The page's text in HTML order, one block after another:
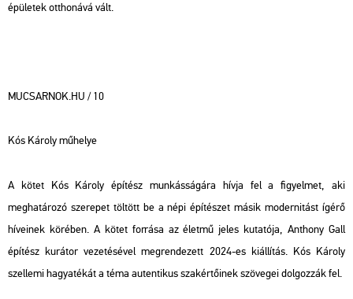
épületek otthonává vált.
MUCSARNOK.HU / 10
Kós Károly műhelye
A kötet Kós Károly építész munkásságára hívja fel a figyelmet, aki
meghatározó szerepet töltött be a népi építészet másik modernitást ígérő
híveinek körében. A kötet forrása az életmű jeles kutatója, Anthony Gall
építész kurátor vezetésével megrendezett 2024-es kiállítás. Kós Károly
szellemi hagyatékát a téma autentikus szakértőinek szövegei dolgozzák fel.